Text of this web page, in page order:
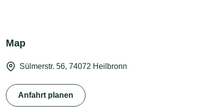
Map
Sülmerstr. 56, 74072 Heilbronn
Anfahrt planen